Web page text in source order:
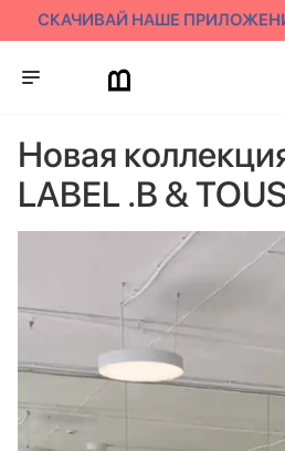
СКАЧИВАЙ НАШЕ ПРИЛОЖЕНИЕ
Новая
LABEL .B &